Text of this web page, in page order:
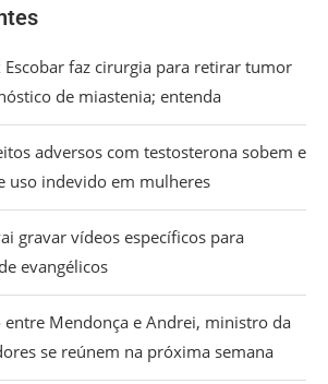
faz cirurgia para retirar tumor
de miastenia; entenda
adversos com testosterona sobem e
uso indevido em mulheres
gravar vídeos específicos para
evangélicos
entre Mendonça e Andrei, ministro da
se reúnem na próxima semana